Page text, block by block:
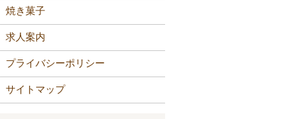
焼き菓子
求人案内
プライバシーポリシー
サイトマップ